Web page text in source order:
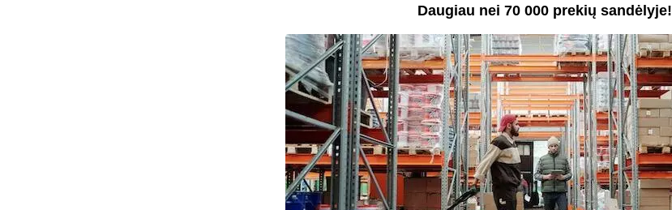
Daugiau nei 70 000 prekių sandėlyje!